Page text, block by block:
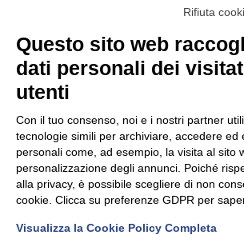
telemarketing a norma
29/10/2020
è una divisione Sistemi Tre s.r.l. – P.IVA
CF.04457820019 – R.I. Cuneo
Rifiuta
Questo sito web
dati personali dei
utenti
Con il tuo consenso, noi e i nostri partner
tecnologie simili per archiviare, accedere ed
personali come, ad esempio, la visita al sito
personalizzazione degli annunci. Poiché
alla privacy, è possibile scegliere di non
cookie. Clicca su preferenze GDPR per
Visualizza la Cookie Policy Completa